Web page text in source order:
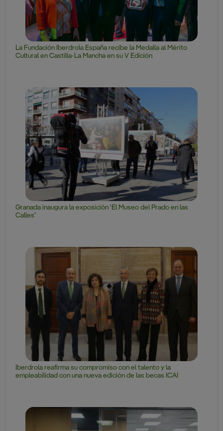
La Fundación Iberdrola España recibe la Medalla al Mérito
Cultural en Castilla-La Mancha en su V Edición
Granada inaugura la exposición ‘El Museo del Prado en las
Calles’
Iberdrola reafirma su compromiso con el talento y la
empleabilidad con una nueva edición de las becas ICAI